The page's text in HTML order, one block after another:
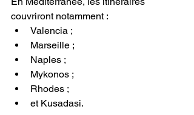
couvriront notamment :
Valencia ;
Marseille ;
Naples ;
Mykonos ;
Rhodes ;
et Kusadasi.